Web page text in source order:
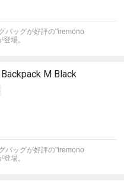
バッグが好評の"iremono
場。
Backpack M Black
バッグが好評の"iremono
場。